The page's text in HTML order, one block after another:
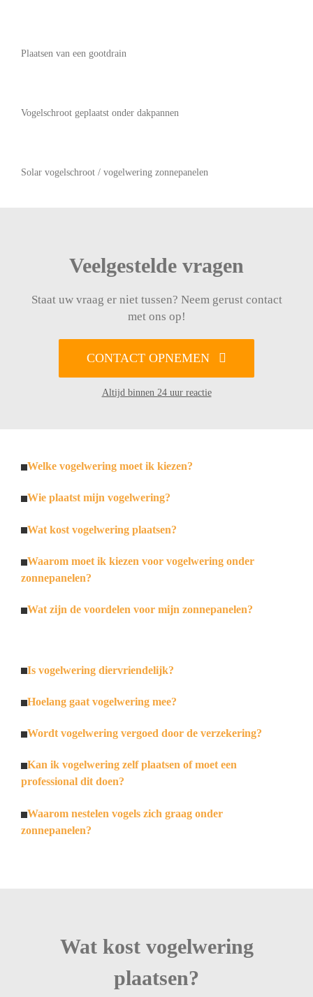
Plaatsen van een gootdrain
Vogelschroot geplaatst onder dakpannen
Solar vogelschroot / vogelwering zonnepanelen
Veelgestelde vragen
Staat uw vraag er niet tussen? Neem gerust contact
met ons op!
CONTACT OPNEMEN
Altijd binnen 24 uur reactie
Welke vogelwering moet ik kiezen?
Wie plaatst mijn vogelwering?
Wat kost vogelwering plaatsen?
Waarom moet ik kiezen voor vogelwering onder
zonnepanelen?
Wat zijn de voordelen voor mijn zonnepanelen?
Is vogelwering diervriendelijk?
Hoelang gaat vogelwering mee?
Wordt vogelwering vergoed door de verzekering?
Kan ik vogelwering zelf plaatsen of moet een
professional dit doen?
Waarom nestelen vogels zich graag onder
zonnepanelen?
Wat kost vogelwering
plaatsen?